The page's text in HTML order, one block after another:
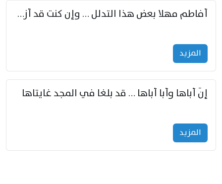
أفاطم مهلا بعض هذا التدلل … وإن كنت قد أزمعت صرمي فأجملي
المزید
إنّ أباها وأبا أباها … قد بلغا في المجد غايتاها
المزید